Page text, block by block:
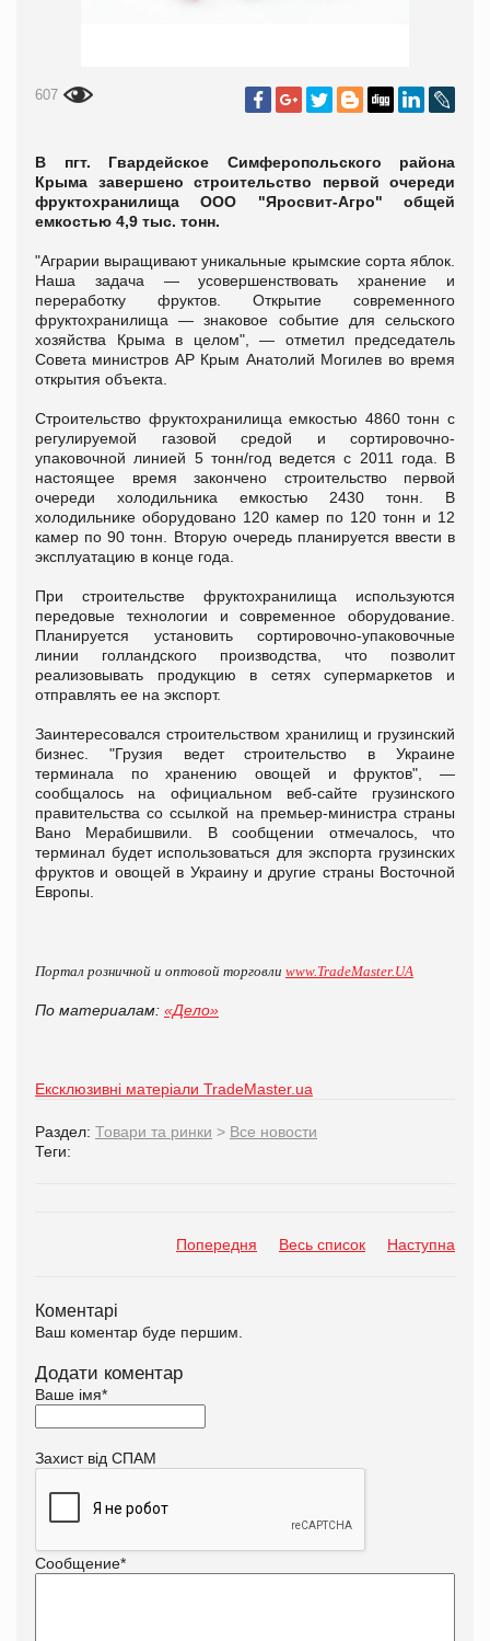
607
В пгт. Гвардейское Симферопольского района
Крыма завершено строительство первой очереди
фруктохранилища ООО "Яросвит-Агро" общей
емкостью 4,9 тыс. тонн.
"Аграрии выращивают уникальные крымские сорта яблок.
Наша задача — усовершенствовать хранение и
переработку фруктов. Открытие современного
фруктохранилища — знаковое событие для сельского
хозяйства Крыма в целом", — отметил председатель
Совета министров АР Крым Анатолий Могилев во время
открытия объекта.
Строительство фруктохранилища емкостью 4860 тонн с
регулируемой газовой средой и сортировочно-
упаковочной линией 5 тонн/год ведется с 2011 года. В
настоящее время закончено строительство первой
очереди холодильника емкостью 2430 тонн. В
холодильнике оборудовано 120 камер по 120 тонн и 12
камер по 90 тонн. Вторую очередь планируется ввести в
эксплуатацию в конце года.
При строительстве фруктохранилища используются
передовые технологии и современное оборудование.
Планируется установить сортировочно-упаковочные
линии голландского производства, что позволит
реализовывать продукцию в сетях супермаркетов и
отправлять ее на экспорт.
Заинтересовался строительством хранилищ и грузинский
бизнес. "Грузия ведет строительство в Украине
терминала по хранению овощей и фруктов", —
сообщалось на официальном веб-сайте грузинского
правительства со ссылкой на премьер-министра страны
Вано Мерабишвили. В сообщении отмечалось, что
терминал будет использоваться для экспорта грузинских
фруктов и овощей в Украину и другие страны Восточной
Европы.
Портал розничной и оптовой торговли www.TradeMaster.UA
По материалам: «Дело»
Ексклюзивні матеріали TradeMaster.ua
Раздел: Товари та ринки > Все новости
Теги:
Попередня Весь список Наступна
Коментарі
Ваш коментар буде першим.
Додати коментар
Ваше імя*
Захист від СПАМ
Сообщение*